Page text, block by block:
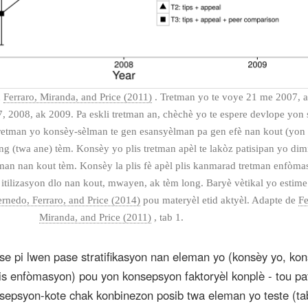
Ferraro, Miranda, and Price (2011). Tretman yo te voye 21 me 2007,
2008, ak 2009. Pa eskli tretman an, chèchè yo te espere devlope yon
yo konsèy-sèlman te gen esansyèlman pa gen efè nan kout (yon
(twa ane) tèm. Konsèy yo plis tretman apèl te lakòz patisipan yo
nan kout tèm. Konsèy la plis fè apèl plis kanmarad tretman
dlo nan kout, mwayen, ak tèm long. Baryè vètikal yo
Ferraro, and Price (2014) pou materyèl etid aktyèl. Adapte de
Miranda, and Price (2011) , tab 1.
pi lwen pase stratifikasyon nan eleman yo (konsèy yo,
enfòmasyon) pou yon konsepsyon faktoryèl konplè - tou
kote chak konbinezon posib twa eleman yo teste